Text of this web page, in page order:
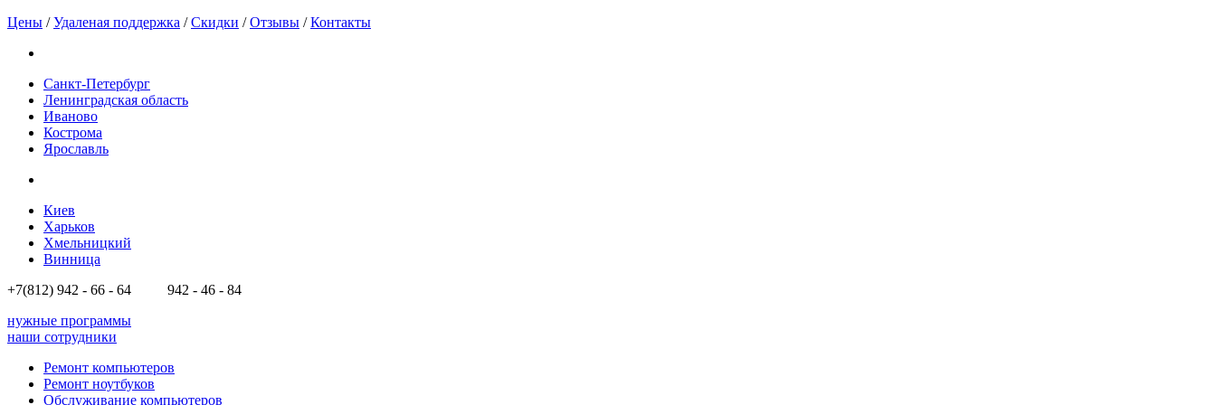
Цены /Удаленая поддержка /Скидки /Отзывы /Контакты
Санкт-Петербург
Ленинградская область
Иваново
Кострома
Ярославль
Киев
Харьков
Хмельницкий
Винница
+7(812) 942 - 66 - 64 942 - 46 - 84
нужные программы
наши сотрудники
Ремонт компьютеров
Ремонт ноутбуков
Обслуживание компьютеров